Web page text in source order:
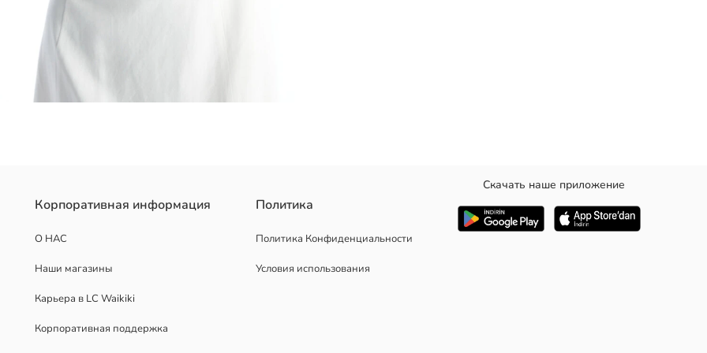
Корпоративная информация
О НАС
Наши магазины
Карьера в LC Waikiki
Корпоративная поддержка
Политика
Политика Конфиденциальности
Условия использования
Скачать наше приложение